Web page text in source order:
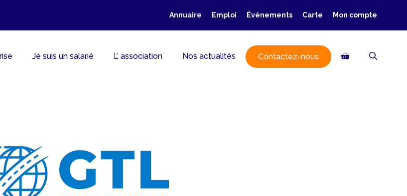
Annuaire Emploi Événements Carte Mon compte
Je suis un salarié L’ association Nos actualités Contactez-nous